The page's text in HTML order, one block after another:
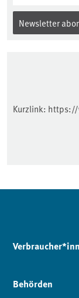
Newsletter
Kurzlink: https://
Behörden